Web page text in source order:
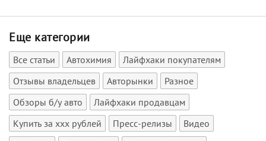
Еще категории
Все статьи Автохимия
Лайфхаки покупателям
Отзывы владельцев
Авторынки
Разное
Обзоры б/у авто
Лайфхаки продавцам
Купить за xxx рублей
Пресс-релизы
Видео